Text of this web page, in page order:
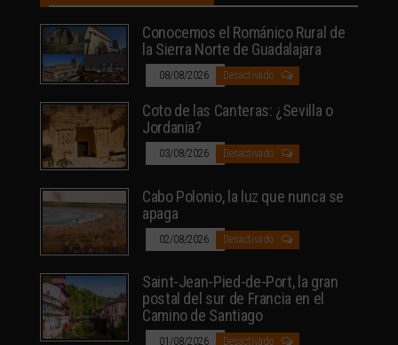
Conocemos el Románico Rural de
la Sierra Norte de Guadalajara
08/08/2026 Desactivado
Coto de las Canteras: ¿Sevilla o
Jordania?
03/08/2026 Desactivado
Cabo Polonio, la luz que nunca se
apaga
02/08/2026 Desactivado
Saint-Jean-Pied-de-Port, la gran
postal del sur de Francia en el
Camino de Santiago
01/08/2026 Desactivado